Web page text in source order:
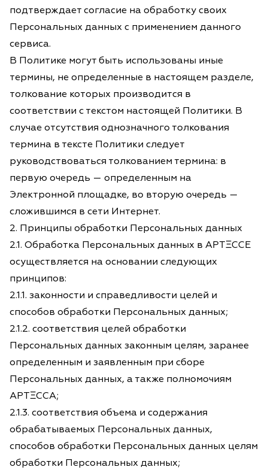
подтверждает согласие на обработку своих
Персональных данных с применением данного
сервиса.
В Политике могут быть использованы иные
термины, не определенные в настоящем разделе,
толкование которых производится в
соответствии с текстом настоящей Политики. В
случае отсутствия однозначного толкования
термина в тексте Политики следует
руководствоваться толкованием термина: в
первую очередь — определенным на
Электронной площадке, во вторую очередь —
сложившимся в сети Интернет.
2. Принципы обработки Персональных данных
2.1. Обработка Персональных данных в АРТΞССЕ
осуществляется на основании следующих
принципов:
2.1.1. законности и справедливости целей и
способов обработки Персональных данных;
2.1.2. соответствия целей обработки
Персональных данных законным целям, заранее
определенным и заявленным при сборе
Персональных данных, а также полномочиям
АРТΞССА;
2.1.3. соответствия объема и содержания
обрабатываемых Персональных данных,
способов обработки Персональных данных целям
обработки Персональных данных;